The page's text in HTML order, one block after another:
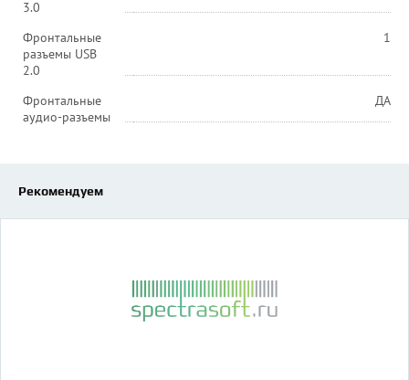
3.0
Фронтальные
разъемы USB
2.0
1
Фронтальные
аудио-разъемы
ДА
Рекомендуем